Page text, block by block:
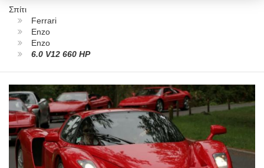
Σπίτι
Ferrari
Enzo
Enzo
6.0 V12 660 HP